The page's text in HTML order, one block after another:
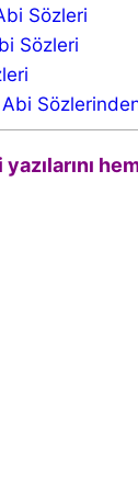
Sözleri
Sözleri
Sözlerinden
yazılarını